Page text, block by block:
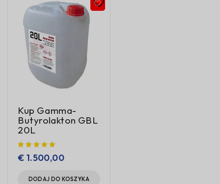
Kup Gamma-
Butyrolakton GBL
20L
€ 1.500,00
DODAJ DO KOSZYKA